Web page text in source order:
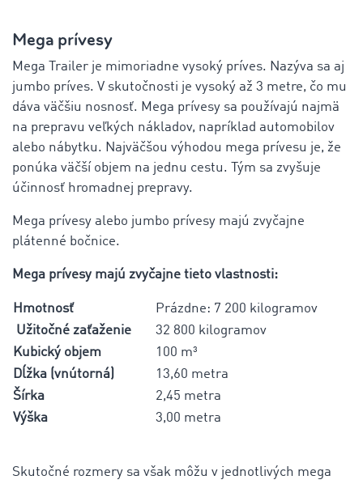
Mega prívesy
Mega Trailer je mimoriadne vysoký príves. Nazýva sa aj
jumbo príves. V skutočnosti je vysoký až 3 metre, čo mu
dáva väčšiu nosnosť. Mega prívesy sa používajú najmä
na prepravu veľkých nákladov, napríklad automobilov
alebo nábytku. Najväčšou výhodou mega prívesu je, že
ponúka väčší objem na jednu cestu. Tým sa zvyšuje
účinnosť hromadnej prepravy.
Mega prívesy alebo jumbo prívesy majú zvyčajne
plátenné bočnice.
Mega prívesy majú zvyčajne tieto vlastnosti:
Hmotnosť
Prázdne: 7 200 kilogramov
Užitočné zaťaženie
32 800 kilogramov
Kubický objem
100 m³
Dĺžka (vnútorná)
13,60 metra
Šírka
2,45 metra
Výška
3,00 metra
Skutočné rozmery sa však môžu v jednotlivých mega